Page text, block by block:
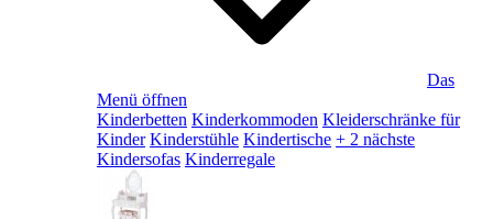
Das
Menü öffnen
Kinderbetten Kinderkommoden Kleiderschränke für
Kinder Kinderstühle Kindertische + 2 nächste
Kindersofas Kinderregale